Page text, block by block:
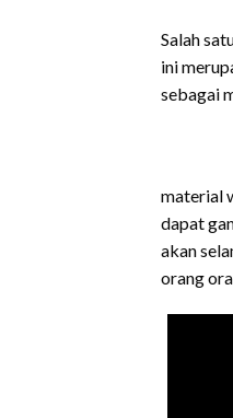
Salah
ini
sebagai
material
dapat
akan
orang